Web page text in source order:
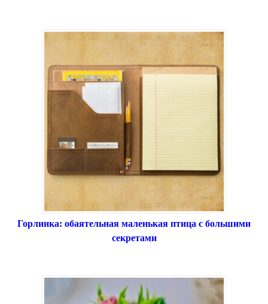
Горлинка: обаятельная маленькая птица с большими
секретами